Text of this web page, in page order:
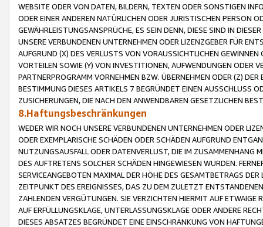
WEBSITE ODER VON DATEN, BILDERN, TEXTEN ODER SONSTIGEN
ODER EINER ANDEREN NATÜRLICHEN ODER JURISTISCHEN PERSON
GEWÄHRLEISTUNGSANSPRÜCHE, ES SEIN DENN, DIESE SIND IN
UNSERE VERBUNDENEN UNTERNEHMEN ODER LIZENZGEBER FÜR
AUFGRUND (X) DES VERLUSTS VON VORAUSSICHTLICHEN
VORTEILEN SOWIE (Y) VON INVESTITIONEN, AUFWENDUNGEN ODER
PARTNERPROGRAMM VORNEHMEN BZW. ÜBERNEHMEN ODER (Z)
BESTIMMUNG DIESES ARTIKELS 7 BEGRÜNDET EINEN AUSSCHLUSS
ZUSICHERUNGEN, DIE NACH DEN ANWENDBAREN GESETZLICHEN
8.Haftungsbeschränkungen
WEDER WIR NOCH UNSERE VERBUNDENEN UNTERNEHMEN ODER
ODER EXEMPLARISCHE SCHÄDEN ODER SCHÄDEN AUFGRUND
NUTZUNGSAUSFALL ODER DATENVERLUST, DIE IM ZUSAMMENHANG
DES AUFTRETENS SOLCHER SCHÄDEN HINGEWIESEN WURDEN.
SERVICEANGEBOTEN MAXIMAL DER HÖHE DES GESAMTBETRAGS
ZEITPUNKT DES EREIGNISSES, DAS ZU DEM ZULETZT
ZAHLENDEN VERGÜTUNGEN. SIE VERZICHTEN HIERMIT AUF
AUF ERFÜLLUNGSKLAGE, UNTERLASSUNGSKLAGE ODER ANDERE
DIESES ABSATZES BEGRÜNDET EINE EINSCHRÄNKUNG VON